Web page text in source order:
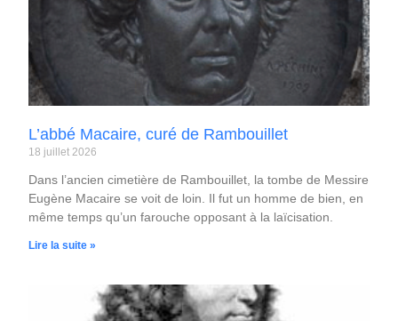
L’abbé Macaire, curé de Rambouillet
18 juillet 2026
Dans l’ancien cimetière de Rambouillet, la tombe de Messire
Eugène Macaire se voit de loin. Il fut un homme de bien, en
même temps qu’un farouche opposant à la laïcisation.
Lire la suite »